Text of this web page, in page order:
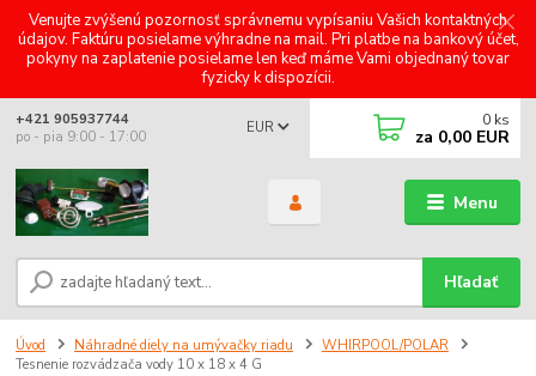
Venujte zvýšenú pozornosť správnemu vypísaniu Vašich kontaktných
údajov. Faktúru posielame výhradne na mail. Pri platbe na bankový účet,
pokyny na zaplatenie posielame len keď máme Vami objednaný tovar
fyzicky k dispozícii.
Menu
EUR
Hľadať
+421 905937744
po - pia 9:00 - 17:00
0 ks
za 0,00 EUR
Úvod Náhradné diely na umývačky riadu
WHIRPOOL/POLAR
Tesnenie rozvádzača vody 10 x 18 x 4 G